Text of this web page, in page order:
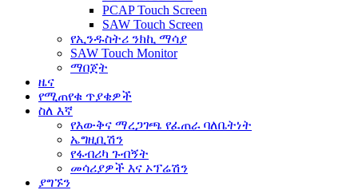
PCAP Touch Screen
SAW Touch Screen
የኢንዱስትሪ ንክኪ ማሳያ
SAW Touch Monitor
ማበጀት
ዜና
የሚጠየቁ ጥያቄዎች
ስለ እኛ
የእውቅና ማረጋገጫ የፈጠራ ባለቤትነት
ኤግዚቢሽን
የፋብሪካ ጉብኝት
መሳሪያዎች እና ኦፕሬሽን
ያግኙን